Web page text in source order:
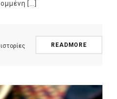
[…]
ιστορίες
READMORE